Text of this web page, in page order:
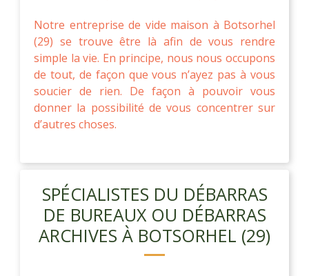
Notre entreprise de vide maison à Botsorhel
(29) se trouve être là afin de vous rendre
simple la vie. En principe, nous nous occupons
de tout, de façon que vous n’ayez pas à vous
soucier de rien. De façon à pouvoir vous
donner la possibilité de vous concentrer sur
d’autres choses.
SPÉCIALISTES DU DÉBARRAS
DE BUREAUX OU DÉBARRAS
ARCHIVES À BOTSORHEL (29)